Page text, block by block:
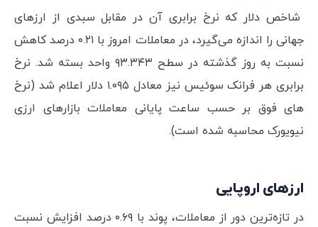
شاخص دلار که نرخ برابری آن در مقابل سبدی از ارزهای
جهانی را اندازه می‌گیرد، در معاملات امروز با ۰.۲۱ درصد کاهش
نسبت به روز گذشته در سطح ۹۳.۳۴۳ واحد بسته شد. نرخ
برابری هر فرانک سوئیس نیز معادل ۱.۰۹۵ دلار اعلام شد (نرخ
های فوق بر حسب ساعت پایانی معاملات بازارهای ارزی
نیویورک محاسبه شده است).
ارزهای اروپایی
در تازه‌ترین دور از معاملات، پوند با ۰.۶۹ درصد افزایش نسبت